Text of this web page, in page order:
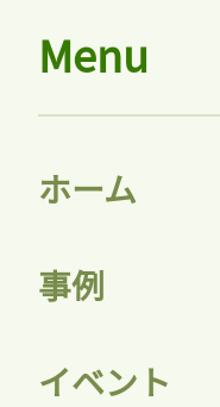
Menu
ホーム
事例
イベント